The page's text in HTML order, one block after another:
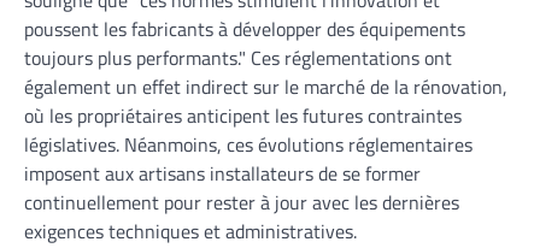
poussent les fabricants à développer des équipements
toujours plus performants." Ces réglementations ont
également un effet indirect sur le marché de la rénovation,
où les propriétaires anticipent les futures contraintes
législatives. Néanmoins, ces évolutions réglementaires
imposent aux artisans installateurs de se former
continuellement pour rester à jour avec les dernières
exigences techniques et administratives.